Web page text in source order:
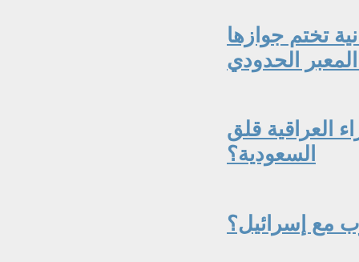
تختم جوازها
الحدودي
العراقية قلق
السعودية؟
مع إسرائيل؟